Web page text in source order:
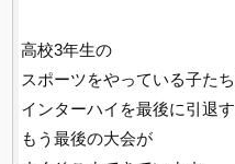
高校3年生の
スポーツをやっている子た
インターハイを最後に引退
もう最後の大会が